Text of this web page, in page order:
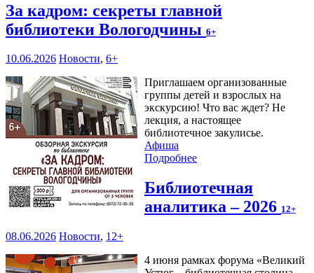
За кадром: секреты главной
библиотеки Вологодчины 6+
10.06.2026 Новости, 6+
Приглашаем организованные
группы детей и взрослых на
экскурсию! Что вас ждет? Не
лекция, а настоящее
библиотечное закулисье.
Афиша
Подробнее
Библиотечная
аналитика – 2026 12+
08.06.2026 Новости, 12+
4 июня рамках форума «Великий